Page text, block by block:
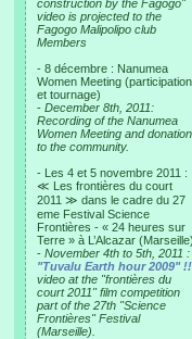
construction by the Fagogo"
video is projected to the
Fagogo Malipolipo club
Members
- 8 décembre : Nanumea
Women Meeting (participation
et tournage)
- December 8th, 2011:
Recording of the Nanumea
Women Meeting and donation
to the community.
- Les 4 et 5 novembre 2011 :
≪ Les frontières du court
2011 ≫ dans le cadre du 27
eme Festival Science
Frontières - « 24 heures sur
Terre » à L’Alcazar (Marseille).
- November 4th to 5th, 2011 :
"Tuvalu Earth hour 2009" !!
video at the "frontières du
court 2011" film competition
part of the 27th "Science
Frontières" Festival
(Marseille).